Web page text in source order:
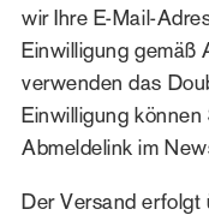
wir Ihre E-Mail-
Einwilligung gemäß
verwenden das
Einwilligung
Abmeldelink im
Der Versand